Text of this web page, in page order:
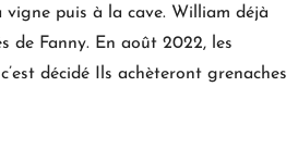
vigne puis à la cave. William déjà
de Fanny. En août 2022, les
décidé Ils achèteront grenaches